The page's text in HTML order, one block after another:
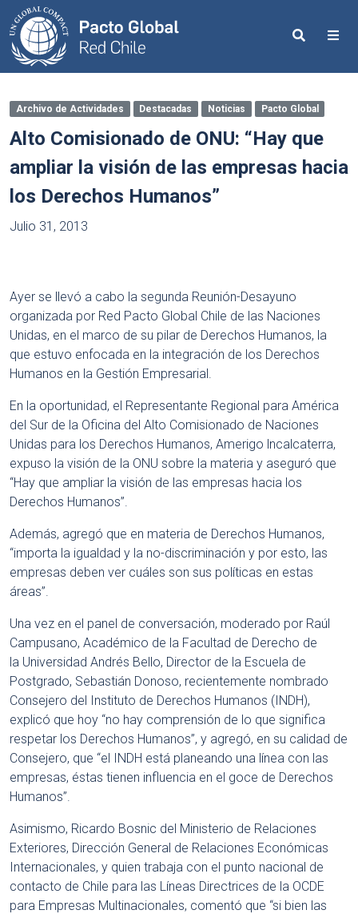
Search
Archivo de Actividades Destacadas Noticias Pacto Global
Alto Comisionado de ONU: “Hay que
ampliar la visión de las empresas hacia
los Derechos Humanos”
Julio 31, 2013
Ayer se llevó a cabo la segunda Reunión-Desayuno
organizada por Red Pacto Global Chile de las Naciones
Unidas, en el marco de su pilar de Derechos Humanos, la
que estuvo enfocada en la integración de los Derechos
Humanos en la Gestión Empresarial.
En la oportunidad, el Representante Regional para América
del Sur de la Oficina del Alto Comisionado de Naciones
Unidas para los Derechos Humanos, Amerigo lncalcaterra,
expuso la visión de la ONU sobre la materia y aseguró que
“Hay que ampliar la visión de las empresas hacia los
Derechos Humanos”.
Además, agregó que en materia de Derechos Humanos,
“importa la igualdad y la no-discriminación y por esto, las
empresas deben ver cuáles son sus políticas en estas
áreas”.
Una vez en el panel de conversación, moderado por Raúl
Campusano, Académico de la Facultad de Derecho de
la Universidad Andrés Bello, Director de la Escuela de
Postgrado, Sebastián Donoso, recientemente nombrado
Consejero del Instituto de Derechos Humanos (INDH),
explicó que hoy “no hay comprensión de lo que significa
respetar los Derechos Humanos”, y agregó, en su calidad de
Consejero, que “el INDH está planeando una línea con las
empresas, éstas tienen influencia en el goce de Derechos
Humanos”.
Asimismo, Ricardo Bosnic del Ministerio de Relaciones
Exteriores, Dirección General de Relaciones Económicas
Internacionales, y quien trabaja con el punto nacional de
contacto de Chile para las Líneas Directrices de la OCDE
para Empresas Multinacionales, comentó que “si bien las